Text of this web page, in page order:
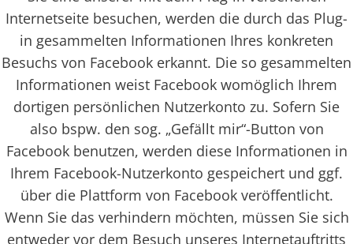
Internetseite besuchen, werden die durch das Plug-
in gesammelten Informationen Ihres konkreten
Besuchs von Facebook erkannt. Die so gesammelten
Informationen weist Facebook womöglich Ihrem
dortigen persönlichen Nutzerkonto zu. Sofern Sie
also bspw. den sog. „Gefällt mir“-Button von
Facebook benutzen, werden diese Informationen in
Ihrem Facebook-Nutzerkonto gespeichert und ggf.
über die Plattform von Facebook veröffentlicht.
Wenn Sie das verhindern möchten, müssen Sie sich
entweder vor dem Besuch unseres Internetauftritts